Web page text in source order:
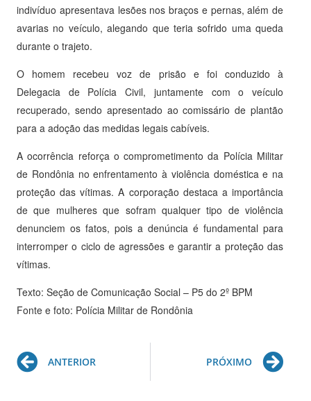
indivíduo apresentava lesões nos braços e pernas, além de
avarias no veículo, alegando que teria sofrido uma queda
durante o trajeto.
O homem recebeu voz de prisão e foi conduzido à
Delegacia de Polícia Civil, juntamente com o veículo
recuperado, sendo apresentado ao comissário de plantão
para a adoção das medidas legais cabíveis.
A ocorrência reforça o comprometimento da Polícia Militar
de Rondônia no enfrentamento à violência doméstica e na
proteção das vítimas. A corporação destaca a importância
de que mulheres que sofram qualquer tipo de violência
denunciem os fatos, pois a denúncia é fundamental para
interromper o ciclo de agressões e garantir a proteção das
vítimas.
Texto: Seção de Comunicação Social – P5 do 2º BPM
Fonte e foto: Polícia Militar de Rondônia
Prev
ANTERIOR PRÓXIMO